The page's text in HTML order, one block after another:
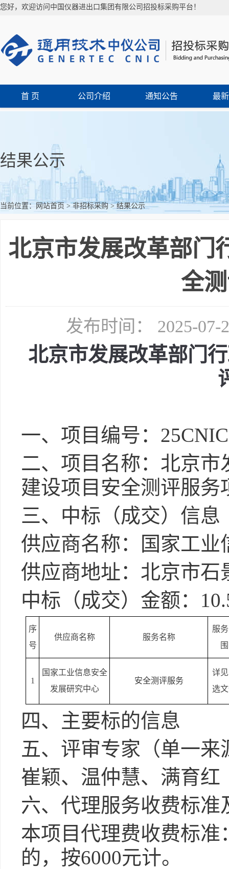
您好，欢迎访问中国仪器进出口集团有限公司招投标采购平台！
首 页 公司介绍 通知公告 最
结果公示
当前位置： 网站首页 >非招标采购>结果公示
北京市发展改革部门
全
发布时间： 2025-
北京市发展改革部门
一、项目编号：
二、项目名称： 北京市
建设项目安全测评服务
三、中标（成交）信息
供应商名称：国家工
供应商地址：北京市石
中标（成交）金额：
序
号
供应商名称 服务名称
服
围
1
国家工业信息安全
发展研究中心
安全测评服务
详
选
四、主要标的信息
五、评审专家（单一
崔颖、 温仲慧、 满育红
六、代理服务收费标准
本项目代理费收费标准
的，按6000元计。